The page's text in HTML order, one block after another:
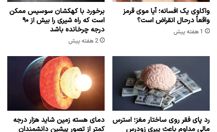
واکاوی یک افسانه؛ آیا موی قرمز
واقعاً درحال انقراض است؟
1 هفته پیش
برخورد با کهکشان سوسیس ممکن
است که راه شیری را بیش از ۹۰
درجه چرخانده باشد
2 هفته پیش
رد پای فقر روی ساختار مغز؛ استرس
مالی مداوم باعث پیری زودرس
دمای هسته زمین شاید هزار درجه
کمتر از تصور پیشین دانشمندان